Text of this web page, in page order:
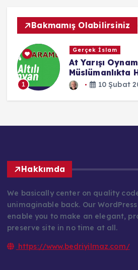
Bakmamış Olabilirsiniz
1
Gerçek İslam
At Yarışı
Müslümanlıkta
10 Şubat
Hakkımda
We basically center on quality
unimaginable back. Our
enable you to make an elegant,
preserve site in no time at all.
https://www.bedriyilmaz.com/